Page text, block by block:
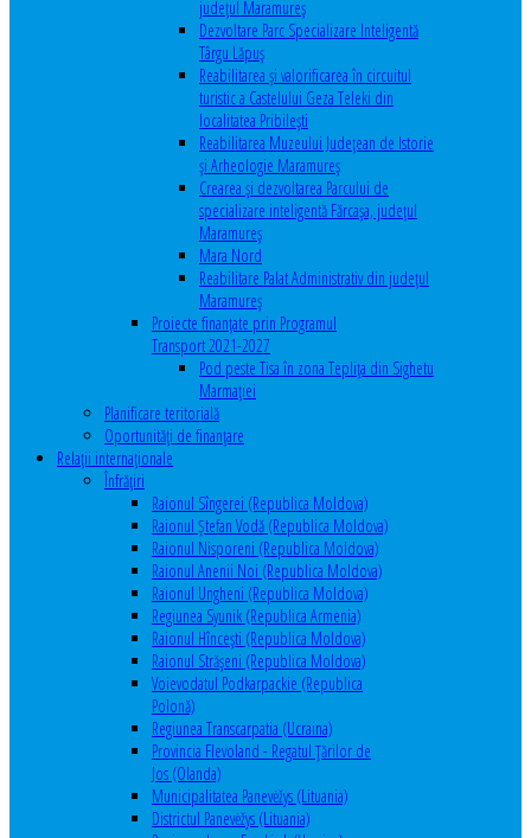
județul Maramureș
Dezvoltare Parc Specializare Inteligentă
Târgu Lăpuș
Reabilitarea și valorificarea în circuitul
turistic a Castelului Geza Teleki din
localitatea Pribilești
Reabilitarea Muzeului Județean de Istorie
și Arheologie Maramureș
Crearea și dezvoltarea Parcului de
specializare inteligentă Fărcașa, județul
Maramureș
Mara Nord
Reabilitare Palat Administrativ din județul
Maramureș
Proiecte finanțate prin Programul
Transport 2021-2027
Pod peste Tisa în zona Teplița din Sighetu
Marmației
Planificare teritorială
Oportunităţi de finanţare
Relaţii internaţionale
Înfrăţiri
Raionul Sîngerei (Republica Moldova)
Raionul Ștefan Vodă (Republica Moldova)
Raionul Nisporeni (Republica Moldova)
Raionul Anenii Noi (Republica Moldova)
Raionul Ungheni (Republica Moldova)
Regiunea Syunik (Republica Armenia)
Raionul Hîncești (Republica Moldova)
Raionul Străşeni (Republica Moldova)
Voievodatul Podkarpackie (Republica
Polonă)
Regiunea Transcarpatia (Ucraina)
Provincia Flevoland - Regatul Ţărilor de
Jos (Olanda)
Municipalitatea Panevėžys (Lituania)
Districtul Panevėžys (Lituania)